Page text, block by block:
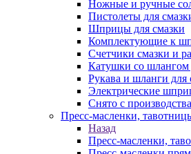
Ножные и ручные
Пистолеты для
Шприцы для смазки
Комплектующие к
Счетчики смазки и
Катушки со шлангом
Рукава и шланги для
Электрические
Снято с производства
Пресс-масленки,
Назад
Пресс-масленки,